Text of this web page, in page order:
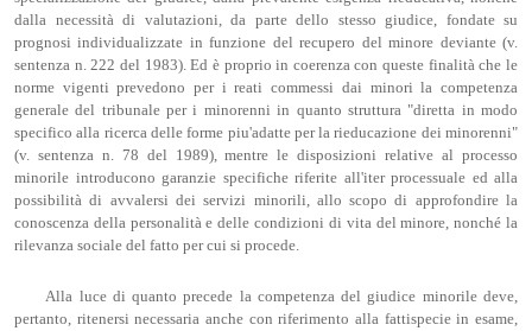
dalla necessità di valutazioni, da parte dello stesso giudice, fondate su
prognosi individualizzate in funzione del recupero del minore deviante (v.
sentenza n. 222 del 1983). Ed è proprio in coerenza con queste finalità che le
norme vigenti prevedono per i reati commessi dai minori la competenza
generale del tribunale per i minorenni in quanto struttura "diretta in modo
specifico alla ricerca delle forme piu'adatte per la rieducazione dei minorenni"
(v. sentenza n. 78 del 1989), mentre le disposizioni relative al processo
minorile introducono garanzie specifiche riferite all'iter processuale ed alla
possibilità di avvalersi dei servizi minorili, allo scopo di approfondire la
conoscenza della personalità e delle condizioni di vita del minore, nonché la
rilevanza sociale del fatto per cui si procede.
Alla luce di quanto precede la competenza del giudice minorile deve,
pertanto, ritenersi necessaria anche con riferimento alla fattispecie in esame,